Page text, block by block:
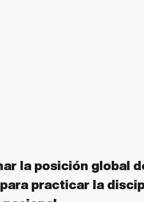
la posición global
practicar la